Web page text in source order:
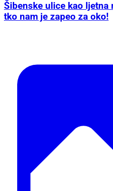
Šibenske ulice kao ljetna
tko nam je zapeo za oko!